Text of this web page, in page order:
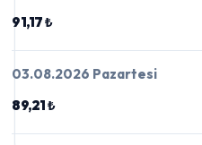
91,17 ₺
03.08.2026 Pazartesi
89,21 ₺